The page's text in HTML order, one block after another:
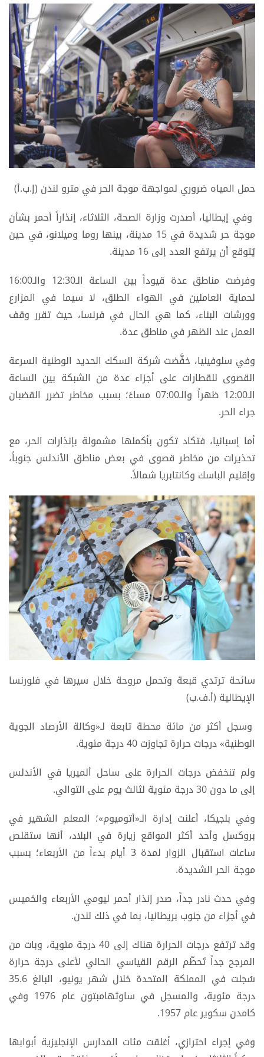
حمل المياه ضروري لمواجهة موجة الحر في مترو لندن (إ.ب.أ)
وفي إيطاليا، أصدرت وزارة الصحة، الثلاثاء، إنذاراً أحمر بشأن
موجة حر شديدة في 15 مدينة، بينها روما وميلانو، في حين
يُتوقع أن يرتفع العدد إلى 16 مدينة.
وفرضت مناطق عدة قيوداً بين الساعة الـ12:30 والـ16:00
لحماية العاملين في الهواء الطلق، لا سيما في المزارع
وورشات البناء، كما هي الحال في فرنسا، حيث تقرر وقف
العمل عند الظهر في مناطق عدة.
وفي سلوفينيا، خفَّضت شركة السكك الحديد الوطنية السرعة
القصوى للقطارات على أجزاء عدة من الشبكة بين الساعة
الـ12:00 ظهراً والـ07:00 مساءً؛ بسبب مخاطر تضرر القضبان
جراء الحر.
أما إسبانيا، فتكاد تكون بأكملها مشمولة بإنذارات الحر، مع
تحذيرات من مخاطر قصوى في بعض مناطق الأندلس جنوباً،
وإقليم الباسك وكانتابريا شمالاً.
سائحة ترتدي قبعة وتحمل مروحة خلال سيرها في فلورنسا
الإيطالية (أ.ف.ب)
وسجل أكثر من مائة محطة تابعة لـ«وكالة الأرصاد الجوية
الوطنية» درجات حرارة تجاوزت 40 درجة مئوية.
ولم تنخفض درجات الحرارة على ساحل ألميريا في الأندلس
إلى ما دون 30 درجة مئوية لثالث يوم على التوالي.
وفي بلجيكا، أعلنت إدارة الـ«أتوميوم»؛ المعلم الشهير في
بروكسل وأحد أكثر المواقع زيارة في البلاد، أنها ستقلص
ساعات استقبال الزوار لمدة 3 أيام بدءاً من الأربعاء؛ بسبب
موجة الحر الشديدة.
وفي حدث نادر جداً، صدر إنذار أحمر ليومي الأربعاء والخميس
في أجزاء من جنوب بريطانيا، بما في ذلك لندن.
وقد ترتفع درجات الحرارة هناك إلى 40 درجة مئوية، وبات من
المرجح جداً تَحطّم الرقم القياسي الحالي لأعلى درجة حرارة
سُجلت في المملكة المتحدة خلال شهر يونيو، البالغ 35.6
درجة مئوية، والمسجل في ساوثهامبتون عام 1976 وفي
كامدن سكوير عام 1957.
وفي إجراء احترازي، أغلقت مئات المدارس الإنجليزية أبوابها